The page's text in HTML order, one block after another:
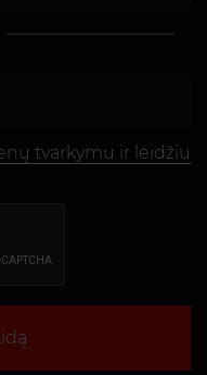
tvarkymu ir leidžiu